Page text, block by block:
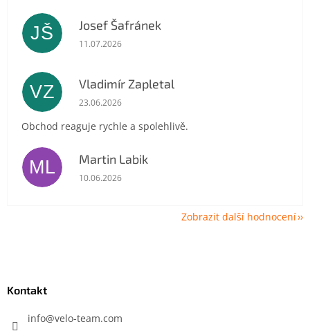
JŠ Josef Šafránek
Hodnocení obchodu je 5 z 5 hvězdiček.
11.07.2026
VZ Vladimír Zapletal
Hodnocení obchodu je 5 z 5 hvězdiček.
23.06.2026
Obchod reaguje rychle a spolehlivě.
ML Martin Labik
Hodnocení obchodu je 5 z 5 hvězdiček.
10.06.2026
Zobrazit další hodnocení
Kontakt
info@velo-team.com